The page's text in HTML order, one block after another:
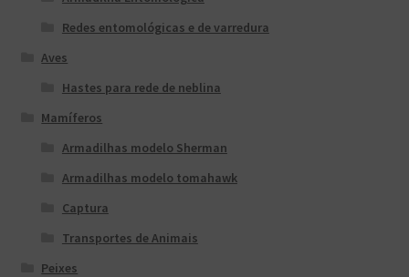
Redes entomológicas e de varredura
Aves
Hastes para rede de neblina
Mamíferos
Armadilhas modelo Sherman
Armadilhas modelo tomahawk
Captura
Transportes de Animais
Peixes